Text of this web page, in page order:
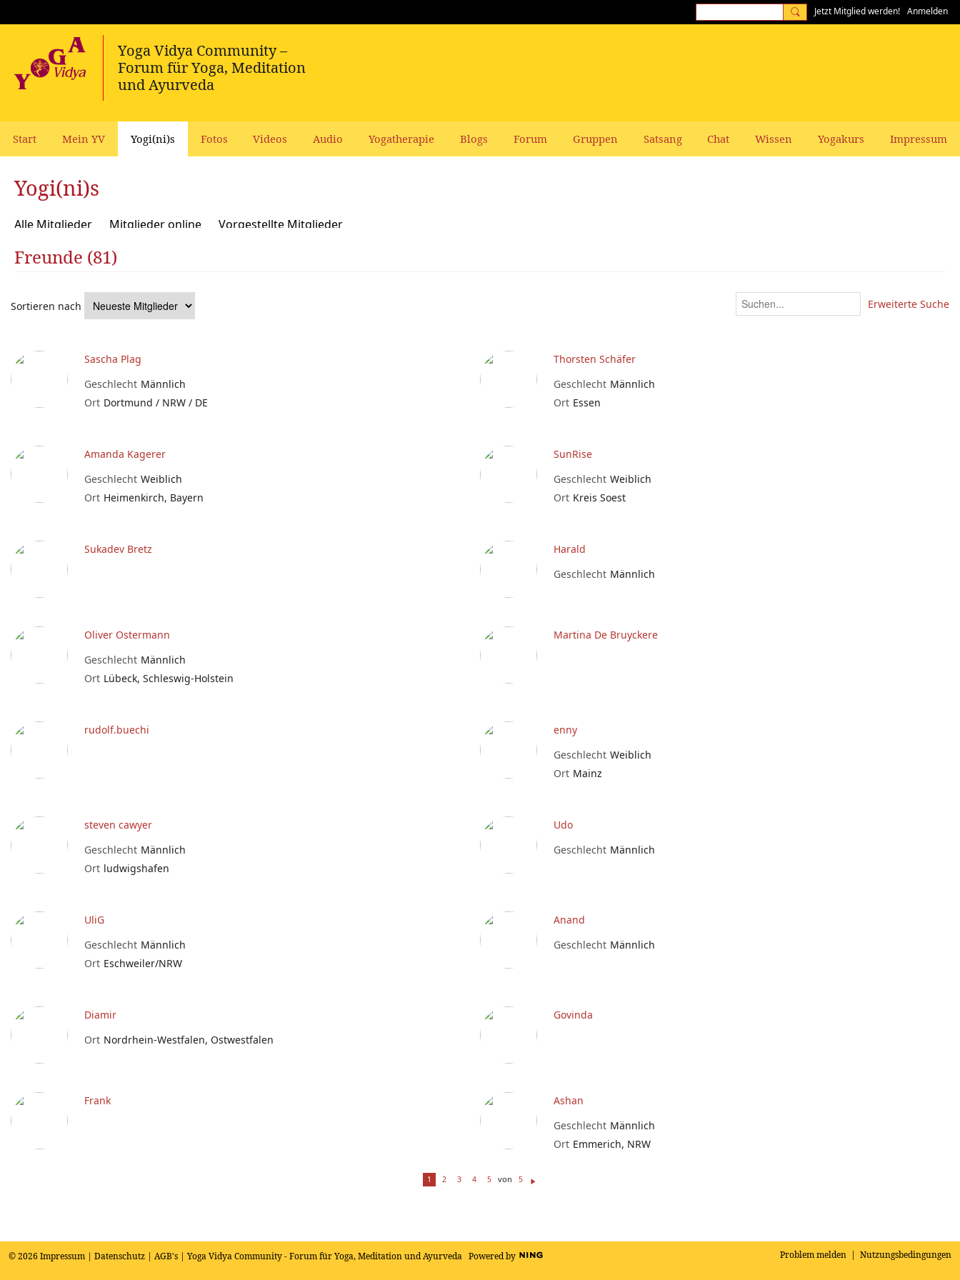
Jetzt Mitglied werden! Anmelden
Start Mein YV Yogi(ni)s Fotos Videos Audio Yogatherapie Blogs Forum Gruppen Satsang Chat Wissen Yogakurs Impressum
Yogi(ni)s
Alle Mitglieder Mitglieder online Vorgestellte Mitglieder
Freunde (81)
Sortieren nach Erweiterte Suche
Sascha Plag
Geschlecht Männlich
Ort Dortmund / NRW / DE
Thorsten Schäfer
Geschlecht Männlich
Ort Essen
Amanda Kagerer
Geschlecht Weiblich
Ort Heimenkirch, Bayern
SunRise
Geschlecht Weiblich
Ort Kreis Soest
Sukadev Bretz
Harald
Geschlecht Männlich
Oliver Ostermann
Geschlecht Männlich
Ort Lübeck, Schleswig-Holstein
Martina De Bruyckere
rudolf.buechi
enny
Geschlecht Weiblich
Ort Mainz
steven cawyer
Geschlecht Männlich
Ort ludwigshafen
Udo
Geschlecht Männlich
UliG
Geschlecht Männlich
Ort Eschweiler/NRW
Anand
Geschlecht Männlich
Diamir
Ort Nordrhein-Westfalen, Ostwestfalen
Govinda
Frank
Ashan
Geschlecht Männlich
Ort Emmerich, NRW
1 2 3 4 5 von 5
Problem melden | Nutzungsbedingungen
© 2026 Impressum | Datenschutz | AGB's | Yoga Vidya Community - Forum für Yoga, Meditation und Ayurveda Powered by